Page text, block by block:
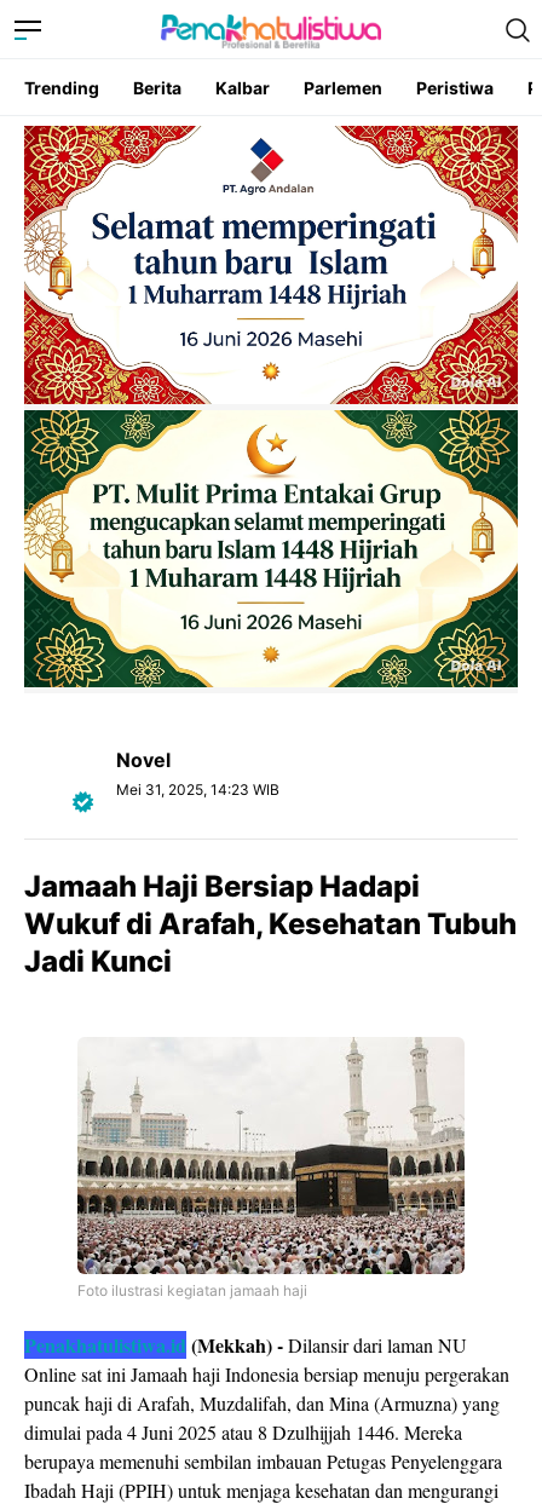
Trending Berita Kalbar Parlemen Peristiwa
Novel
Mei 31, 2025, 14:23 WIB
Jamaah Haji Bersiap Hadapi
Wukuf di Arafah, Kesehatan Tubuh
Jadi Kunci
Foto ilustrasi kegiatan jamaah haji
Penakhatulistiwa.id (Mekkah) -Dilansir dari laman NU
Online sat ini Jamaah haji Indonesia bersiap menuju pergerakan
puncak haji di Arafah, Muzdalifah, dan Mina (Armuzna) yang
dimulai pada 4 Juni 2025 atau 8 Dzulhijjah 1446. Mereka
berupaya memenuhi sembilan imbauan Petugas Penyelenggara
Ibadah Haji (PPIH) untuk menjaga kesehatan dan mengurangi